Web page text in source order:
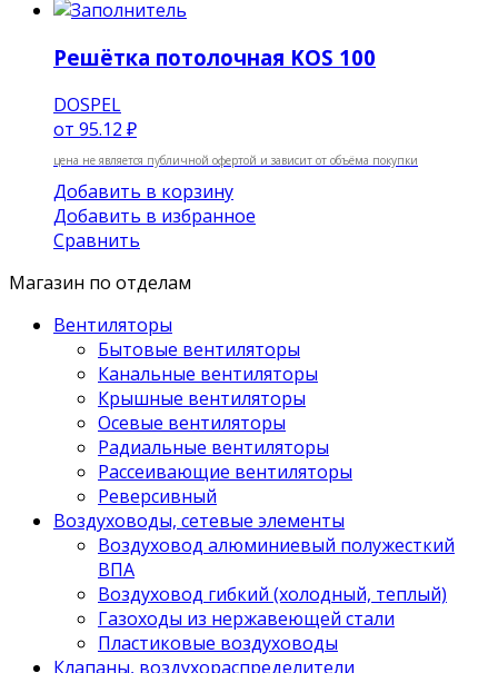
Решётка потолочная KOS 100
DOSPEL
от 95.12 ₽
цена не является публичной офертой и зависит от объёма покупки
Добавить в корзину
Добавить в избранное
Сравнить
Магазин по отделам
Вентиляторы
Бытовые вентиляторы
Канальные вентиляторы
Крышные вентиляторы
Осевые вентиляторы
Радиальные вентиляторы
Рассеивающие вентиляторы
Реверсивный
Воздуховоды, сетевые элементы
Воздуховод алюминиевый полужесткий
ВПА
Воздуховод гибкий (холодный, теплый)
Газоходы из нержавеющей стали
Пластиковые воздуховоды
Клапаны, воздухораспределители